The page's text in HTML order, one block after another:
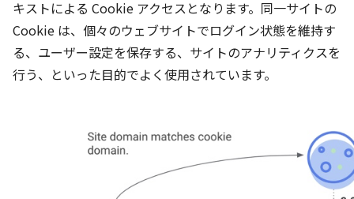
キストによる Cookie アクセスとなります。同一サイトの
Cookie は、個々のウェブサイトでログイン状態を維持す
る、ユーザー設定を保存する、サイトのアナリティクスを
行う、といった目的でよく使用されています。